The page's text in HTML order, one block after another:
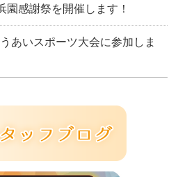
園感謝祭を開催します！
あいスポーツ大会に参加しま